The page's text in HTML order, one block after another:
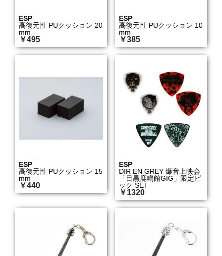
ESP
高復元性 PUクッション 20
mm
￥495
ESP
高復元性 PUクッション 10
mm
￥385
ESP
高復元性 PUクッション 15
mm
￥440
ESP
DIR EN GREY 爆音上映会
「目黒鹿鳴館GIG」限定ピ
ック SET
￥1320